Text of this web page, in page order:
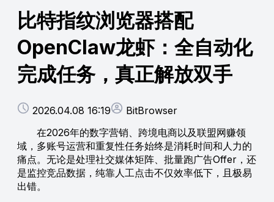
比特指纹浏览器搭配
OpenClaw龙虾：全自动化
完成任务，真正解放双手
2026.04.08 16:19
BitBrowser
在2026年的数字营销、跨境电商以及联盟网赚领
域，多账号运营和重复性任务始终是消耗时间和人力的
痛点。无论是处理社交媒体矩阵、批量跑广告Offer，还
是监控竞品数据，纯靠人工点击不仅效率低下，且极易
出错。